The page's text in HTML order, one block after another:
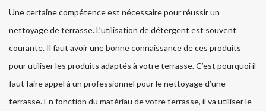
Une certaine compétence est nécessaire pour réussir un
nettoyage de terrasse. L’utilisation de détergent est souvent
courante. Il faut avoir une bonne connaissance de ces produits
pour utiliser les produits adaptés à votre terrasse. C’est pourquoi il
faut faire appel à un professionnel pour le nettoyage d’une
terrasse. En fonction du matériau de votre terrasse, il va utiliser le